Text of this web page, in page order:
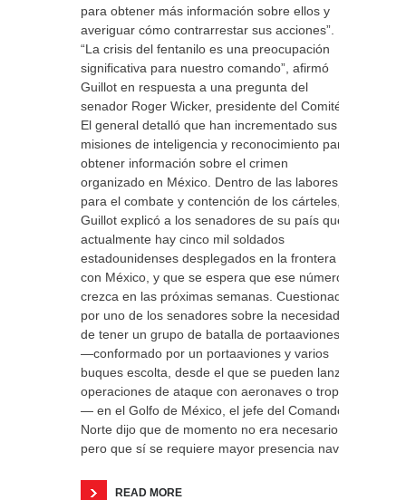
para obtener más información sobre ellos y
averiguar cómo contrarrestar sus acciones”.
“La crisis del fentanilo es una preocupación
significativa para nuestro comando”, afirmó
Guillot en respuesta a una pregunta del
senador Roger Wicker, presidente del Comité.
El general detalló que han incrementado sus
misiones de inteligencia y reconocimiento para
obtener información sobre el crimen
organizado en México. Dentro de las labores
para el combate y contención de los cárteles,
Guillot explicó a los senadores de su país que
actualmente hay cinco mil soldados
estadounidenses desplegados en la frontera
con México, y que se espera que ese número
crezca en las próximas semanas. Cuestionado
por uno de los senadores sobre la necesidad
de tener un grupo de batalla de portaaviones
—conformado por un portaaviones y varios
buques escolta, desde el que se pueden lanzar
operaciones de ataque con aeronaves o tropas
— en el Golfo de México, el jefe del Comando
Norte dijo que de momento no era necesario,
pero que sí se requiere mayor presencia naval.
READ MORE